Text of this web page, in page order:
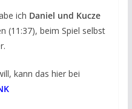
ich Daniel und Kucze
(11:37), beim Spiel selbst
kann das hier bei